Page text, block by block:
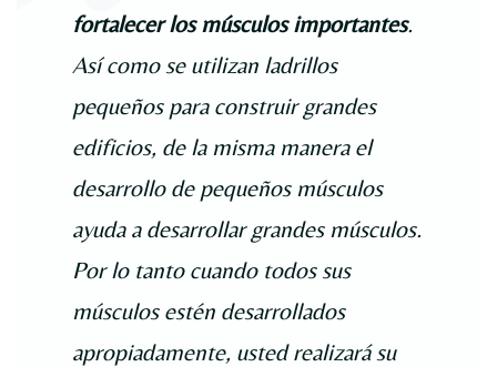
fortalecer los músculos importantes.
Así como se utilizan ladrillos
pequeños para construir grandes
edificios, de la misma manera el
desarrollo de pequeños músculos
ayuda a desarrollar grandes músculos.
Por lo tanto cuando todos sus
músculos estén desarrollados
apropiadamente, usted realizará su